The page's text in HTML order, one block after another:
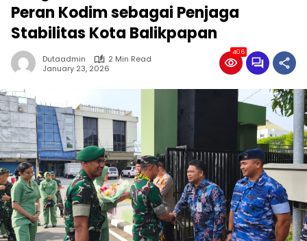
Peran Kodim sebagai Penjaga
Stabilitas Kota Balikpapan
Dutaadmin
2 Min Read
January 23, 2026
406